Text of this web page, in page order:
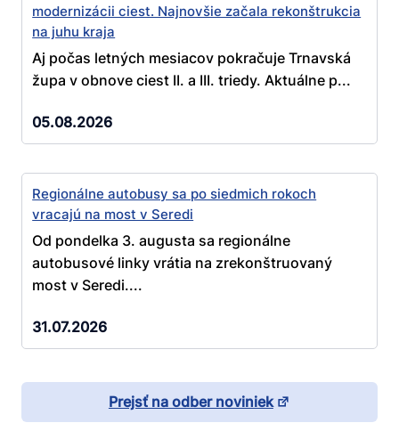
modernizácii ciest. Najnovšie začala rekonštrukcia
na juhu kraja
Aj počas letných mesiacov pokračuje Trnavská
župa v obnove ciest II. a III. triedy. Aktuálne p...
05.08.2026
Regionálne autobusy sa po siedmich rokoch
vracajú na most v Seredi
Od pondelka 3. augusta sa regionálne
autobusové linky vrátia na zrekonštruovaný
most v Seredi....
31.07.2026
Prejsť na odber noviniek